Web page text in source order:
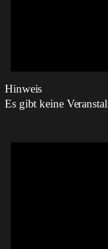
Hinweis
Es gibt keine